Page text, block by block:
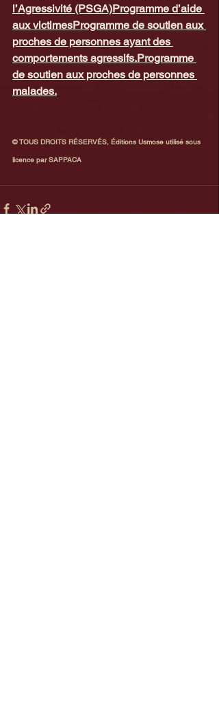
l’Agressivité (PSGA)Programme d’aide
aux victimesProgramme de soutien aux
proches de personnes ayant des
comportements agressifs.Programme
de soutien aux proches de personnes
malades.
© TOUS DROITS RÉSERVÉS, Éditions Usmose utilisé sous
licence par SAPPACA